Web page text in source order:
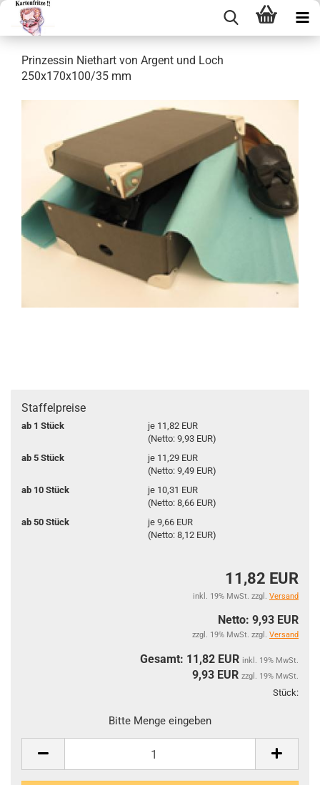
Prin­zes­sin Niethart von Ar­gent und Loch
250x170x100/35 mm
Staffelpreise
ab 1 Stück
je 11,82 EUR
(Netto: 9,93 EUR)
ab 5 Stück
je 11,29 EUR
(Netto: 9,49 EUR)
ab 10 Stück
je 10,31 EUR
(Netto: 8,66 EUR)
ab 50 Stück
je 9,66 EUR
(Netto: 8,12 EUR)
11,82 EUR
inkl. 19% MwSt. zzgl. Versand
Netto: 9,93 EUR
zzgl. 19% MwSt. zzgl. Versand
Gesamt: 11,82 EUR inkl. 19% MwSt.
9,93 EUR zzgl. 19% MwSt.
Stück:
Bitte Menge eingeben